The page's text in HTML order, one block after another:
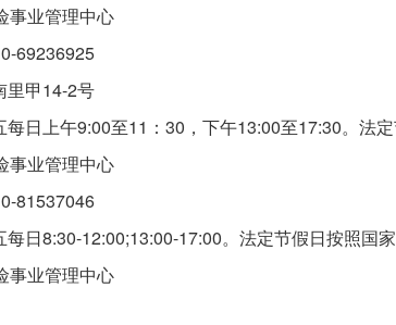
事业管理中心
69236925
里甲14-2号
日上午9:00至11：30，下午13:00至17:30。法定
事业管理中心
81537046
日8:30-12:00;13:00-17:00。法定节假日按照国家
事业管理中心